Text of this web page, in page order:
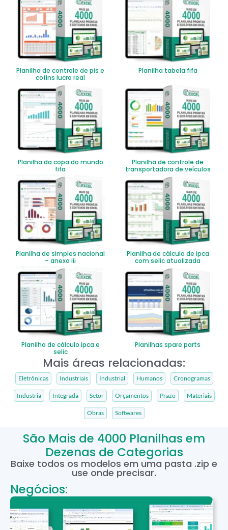
Planilha de controle de pis e
cofins lucro real
Planilha tabela fifa
Planilha da copa do mundo
fifa
Planilha de controle de
transportadora de veículos
Planilha de simples nacional
– anexo iii
Planilha de cálculo de ipca
com selic atualizada
Planilha de cálculo ipca e
selic
Planilhas spare parts
Mais áreas relacionadas:
Eletrônicas Industriais Industrial Humanos Cronogramas
Industria Integrada Setor Orçamentos Prazo Materiais
Obras Softwares
São Mais de 4000 Planilhas em
Dezenas de Categorias
Baixe todos os modelos em uma pasta .zip e
use onde precisar.
Negócios: